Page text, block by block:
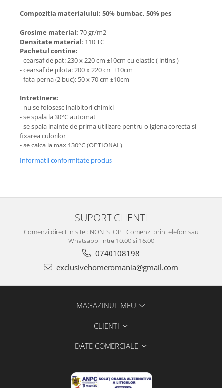
Compozitia materialului: 50% bumbac, 50% pes
Grosime material: 70 gr/m2
Densitate material: 110 TC
Pachetul contine:
- cearsaf de pat: 230 x 220 cm ±10cm cu elastic ( intins )
- cearsaf de pilota: 200 x 220 cm ±10cm
- fata perna (2 buc): 50 x 70 cm ±10cm
Intretinere:
- nu se folosesc inalbitori chimici
- se spala la 30°C automat
- se spala inainte de prima utilizare pentru o igiena corecta si
fixarea culorilor
- se calca la max 130°C (OPTIONAL)
Informatii conformitate produs
SUPORT CLIENTI
Comenzi direct in site : NON_STOP . Comenzi prin telefon sau
Whatsapp: intre 10:00 si 16:00
0740108198
exclusivehomeromania@gmail.com
MAGAZINUL MEU
CLIENTI
DATE COMERCIALE